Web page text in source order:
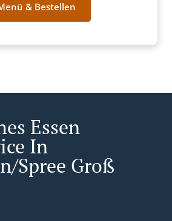
& Bestellen
Essen
In
Spree Groß